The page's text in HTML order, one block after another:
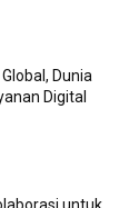
Dunia
Digital
untuk